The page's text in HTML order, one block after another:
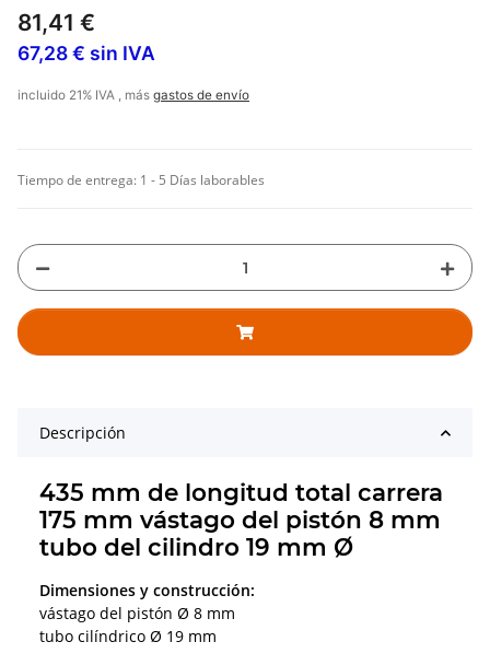
81,41 €
67,28 € sin IVA
incluido 21% IVA , más gastos de envío
Tiempo de entrega: 1 - 5 Días laborables
Descripción
435 mm de longitud total carrera
175 mm vástago del pistón 8 mm
tubo del cilindro 19 mm Ø
Dimensiones y construcción:
vástago del pistón Ø 8 mm
tubo cilíndrico Ø 19 mm